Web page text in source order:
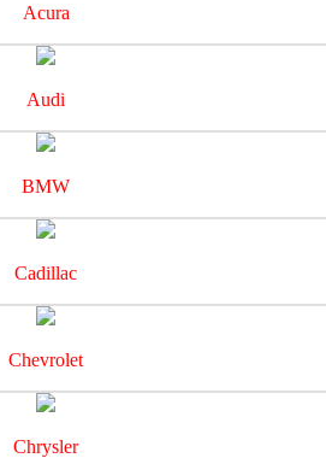
Acura
Audi
BMW
Cadillac
Chevrolet
Chrysler